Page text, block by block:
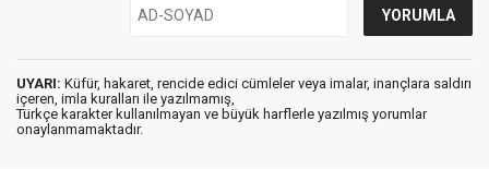
UYARI: Küfür, hakaret, rencide edici cümleler veya imalar, inançlara saldırı
içeren, imla kuralları ile yazılmamış,
Türkçe karakter kullanılmayan ve büyük harflerle yazılmış yorumlar
onaylanmamaktadır.